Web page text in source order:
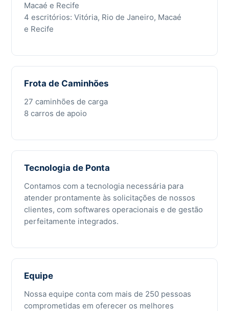
Macaé e Recife
4 escritórios: Vitória, Rio de Janeiro, Macaé
e Recife
Frota de Caminhões
27 caminhões de carga
8 carros de apoio
Tecnologia de Ponta
Contamos com a tecnologia necessária para
atender prontamente às solicitações de nossos
clientes, com softwares operacionais e de gestão
perfeitamente integrados.
Equipe
Nossa equipe conta com mais de 250 pessoas
comprometidas em oferecer os melhores